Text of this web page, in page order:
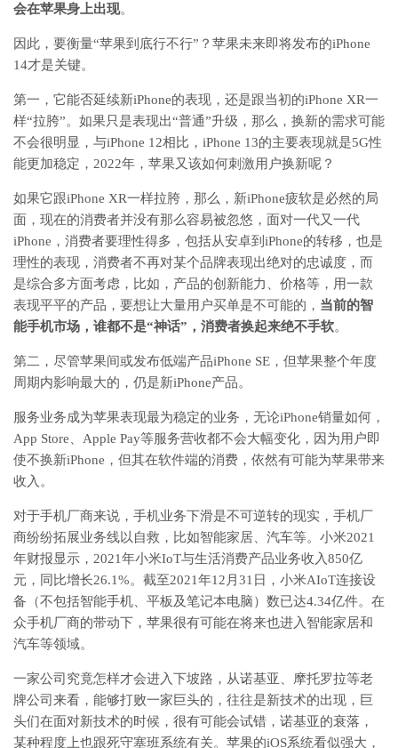
会在苹果身上出现。
因此，要衡量“苹果到底行不行”？苹果未来即将发布的iPhone
14才是关键。
第一，它能否延续新iPhone的表现，还是跟当初的iPhone XR一
样“拉胯”。如果只是表现出“普通”升级，那么，换新的需求可能
不会很明显，与iPhone 12相比，iPhone 13的主要表现就是5G性
能更加稳定，2022年，苹果又该如何刺激用户换新呢？
如果它跟iPhone XR一样拉胯，那么，新iPhone疲软是必然的局
面，现在的消费者并没有那么容易被忽悠，面对一代又一代
iPhone，消费者要理性得多，包括从安卓到iPhone的转移，也是
理性的表现，消费者不再对某个品牌表现出绝对的忠诚度，而
是综合多方面考虑，比如，产品的创新能力、价格等，用一款
表现平平的产品，要想让大量用户买单是不可能的， 当前的智
能手机市场，谁都不是“神话”，消费者换起来绝不手软。
第二，尽管苹果间或发布低端产品iPhone SE，但苹果整个年度
周期内影响最大的，仍是新iPhone产品。
服务业务成为苹果表现最为稳定的业务，无论iPhone销量如何，
App Store、Apple Pay等服务营收都不会大幅变化，因为用户即
使不换新iPhone，但其在软件端的消费，依然有可能为苹果带来
收入。
对于手机厂商来说，手机业务下滑是不可逆转的现实，手机厂
商纷纷拓展业务线以自救，比如智能家居、汽车等。小米2021
年财报显示，2021年小米IoT与生活消费产品业务收入850亿
元，同比增长26.1%。截至2021年12月31日，小米AIoT连接设
备（不包括智能手机、平板及笔记本电脑）数已达4.34亿件。在
众手机厂商的带动下，苹果很有可能在将来也进入智能家居和
汽车等领域。
一家公司究竟怎样才会进入下坡路，从诺基亚、摩托罗拉等老
牌公司来看，能够打败一家巨头的，往往是新技术的出现，巨
头们在面对新技术的时候，很有可能会试错，诺基亚的衰落，
某种程度上也跟死守塞班系统有关。苹果的iOS系统看似强大，